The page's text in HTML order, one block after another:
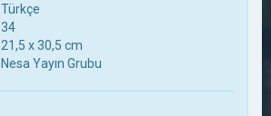
Türkçe
34
21,5 x 30,5 cm
Nesa Yayın Grubu